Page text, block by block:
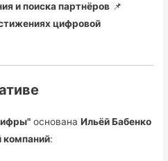
и поиска партнёров 📌
цифровой
основанаИльёй Бабенко
компаний: